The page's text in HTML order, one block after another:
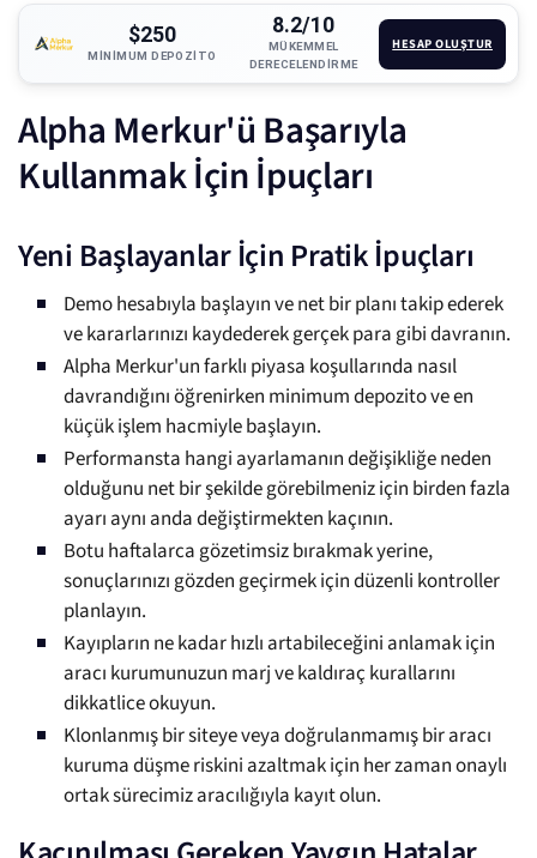
$250
MINIMUM DEPOZITO
8.2/10
MÜKEMMEL
DERECELENDIRME
HESAP OLUŞTUR
Alpha Merkur'ü Başarıyla
Kullanmak İçin İpuçları
Yeni Başlayanlar İçin Pratik İpuçları
Demo hesabıyla başlayın ve net bir planı takip ederek
ve kararlarınızı kaydederek gerçek para gibi davranın.
Alpha Merkur'un farklı piyasa koşullarında nasıl
davrandığını öğrenirken minimum depozito ve en
küçük işlem hacmiyle başlayın.
Performansta hangi ayarlamanın değişikliğe neden
olduğunu net bir şekilde görebilmeniz için birden fazla
ayarı aynı anda değiştirmekten kaçının.
Botu haftalarca gözetimsiz bırakmak yerine,
sonuçlarınızı gözden geçirmek için düzenli kontroller
planlayın.
Kayıpların ne kadar hızlı artabileceğini anlamak için
aracı kurumunuzun marj ve kaldıraç kurallarını
dikkatlice okuyun.
Klonlanmış bir siteye veya doğrulanmamış bir aracı
kuruma düşme riskini azaltmak için her zaman onaylı
ortak sürecimiz aracılığıyla kayıt olun.